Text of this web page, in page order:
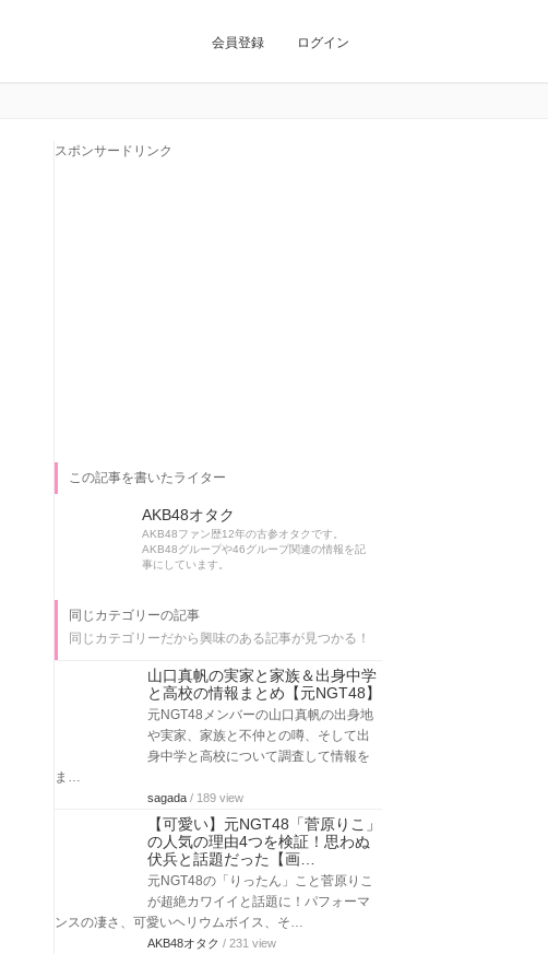
会員登録 ログイン
スポンサードリンク
この記事を書いたライター
AKB48オタク
AKB48ファン歴12年の古参オタクです。
AKB48グループや46グループ関連の情報を記
事にしています。
同じカテゴリーの記事
同じカテゴリーだから興味のある記事が見つかる！
山口真帆の実家と家族＆出身中学
と高校の情報まとめ【元NGT48】
元NGT48メンバーの山口真帆の出身地
や実家、家族と不仲との噂、そして出
身中学と高校について調査して情報を
ま…
sagada / 189 view
【可愛い】元NGT48「菅原りこ」
の人気の理由4つを検証！思わぬ
伏兵と話題だった【画…
元NGT48の「りったん」こと菅原りこ
が超絶カワイイと話題に！パフォーマ
ンスの凄さ、可愛いヘリウムボイス、そ…
AKB48オタク / 231 view